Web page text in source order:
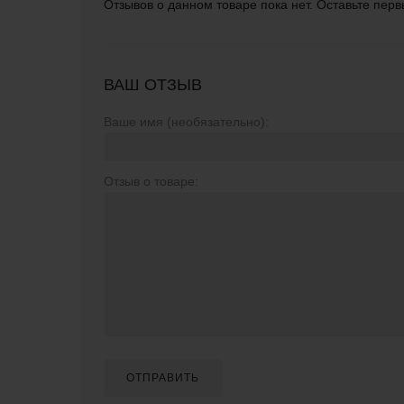
Отзывов о данном товаре пока нет. Оставьте
ВАШ ОТЗЫВ
Ваше имя (необязательно):
Отзыв о товаре:
ОТПРАВИТЬ